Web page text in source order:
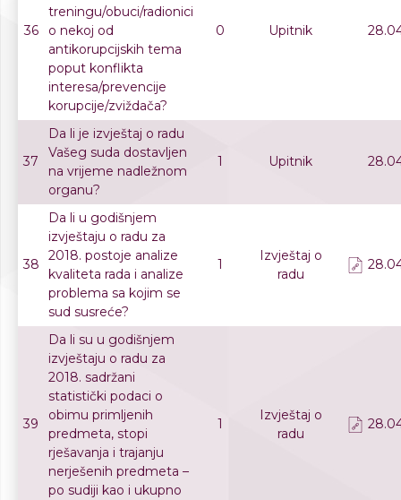
36
treningu/obuci/radionici
o nekoj od
antikorupcijskih tema
poput konflikta
interesa/prevencije
korupcije/zviždača?
0 Upitnik
37
Da li je izvještaj o radu
Vašeg suda dostavljen
na vrijeme nadležnom
organu?
1 Upitnik
38
Da li u godišnjem
izvještaju o radu za
2018. postoje analize
kvaliteta rada i analize
problema sa kojim se
sud susreće?
1
Izvještaj o
radu
39
Da li su u godišnjem
izvještaju o radu za
2018. sadržani
statistički podaci o
obimu primljenih
predmeta, stopi
rješavanja i trajanju
nerješenih predmeta –
po sudiji kao i ukupno
1
Izvještaj o
radu